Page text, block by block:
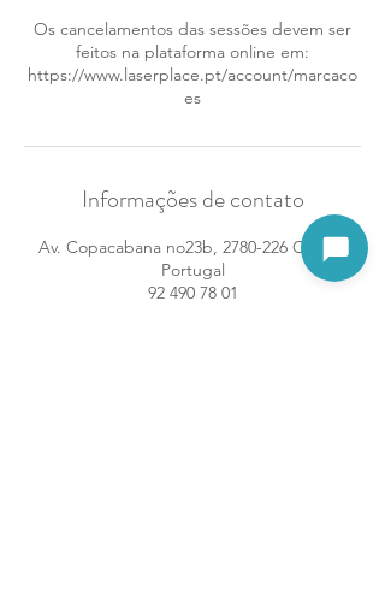
Os cancelamentos das sessões devem ser
feitos na plataforma online em:
https://www.laserplace.pt/account/marcaco
es
Informações de contato
Av. Copacabana no23b, 2780-226 Oeiras,
Portugal
92 490 78 01
Abrir